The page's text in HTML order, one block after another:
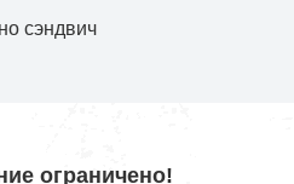
сэндвич
ограничено!